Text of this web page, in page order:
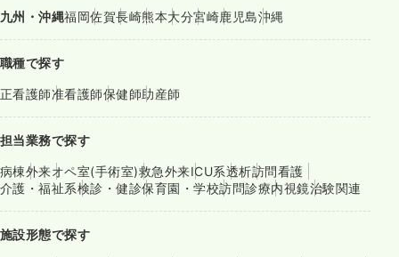
九州・沖縄福岡佐賀長崎熊本大分宮崎鹿児島沖縄
職種で探す
正看護師准看護師保健師助産師
担当業務で探す
病棟外来オペ室(手術室)救急外来ICU系透析訪問看護
介護・福祉系検診・健診保育園・学校訪問診療内視鏡治験関連
施設形態で探す